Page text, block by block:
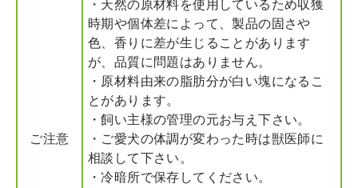
ご注意
・天然の原材料を使用しているため収獲
時期や個体差によって、製品の固さや
色、香りに差が生じることがあります
が、品質に問題はありません。
・原材料由来の脂肪分が白い塊になるこ
とがあります。
・飼い主様の管理の元お与え下さい。
・ご愛犬の体調が変わった時は獣医師に
相談して下さい。
・冷暗所で保存してください。